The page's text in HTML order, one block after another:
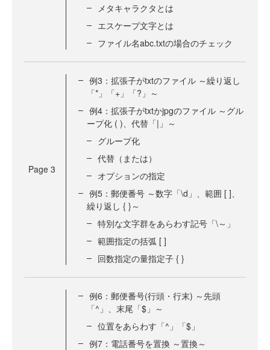
メタキャラクタとは
エスケープ文字とは
ファイル名abc.txtの場合のチェック
Page 3
例3：拡張子がtxtのファイル ～繰り返し
「*」「+」「?」～
例4：拡張子がtxtかjpgのファイル ～グル
ープ化 ( )、代替「|」～
グループ化
代替（または）
オプションの指定
例5：郵便番号 ～数字「\d」、範囲 [ ]、
繰り返し { }～
特別な文字群をあらわす記号「\～」
範囲指定の括弧 [ ]
回数指定の量指定子 { }
例6：郵便番号(行頭・行末) ～先頭
「^」、末尾「$」～
位置をあらわす「^」「$」
例7：電話番号を置換 ～置換～